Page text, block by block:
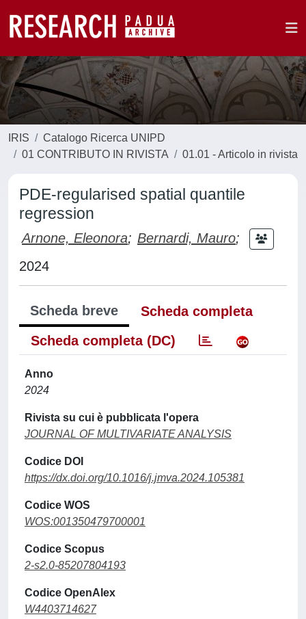
IRIS
Catalogo Ricerca UNIPD
01 CONTRIBUTO IN RIVISTA
01.01 - Articolo in rivista
PDE-regularised spatial quantile
regression
Arnone, Eleonora; Bernardi, Mauro;
2024
Scheda breve
Scheda completa
Scheda completa (DC)
Anno
2024
Rivista su cui è pubblicata l'opera
JOURNAL OF MULTIVARIATE ANALYSIS
Codice DOI
https://dx.doi.org/10.1016/j.jmva.2024.105381
Codice WOS
WOS:001350479700001
Codice Scopus
2-s2.0-85207804193
Codice OpenAlex
W4403714627